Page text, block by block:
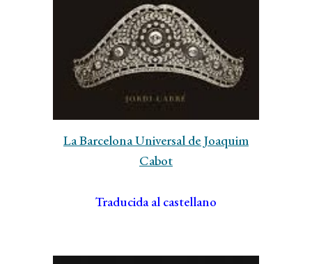
La Barcelona Universal de Joaquim
Cabot
Traducida al castellano